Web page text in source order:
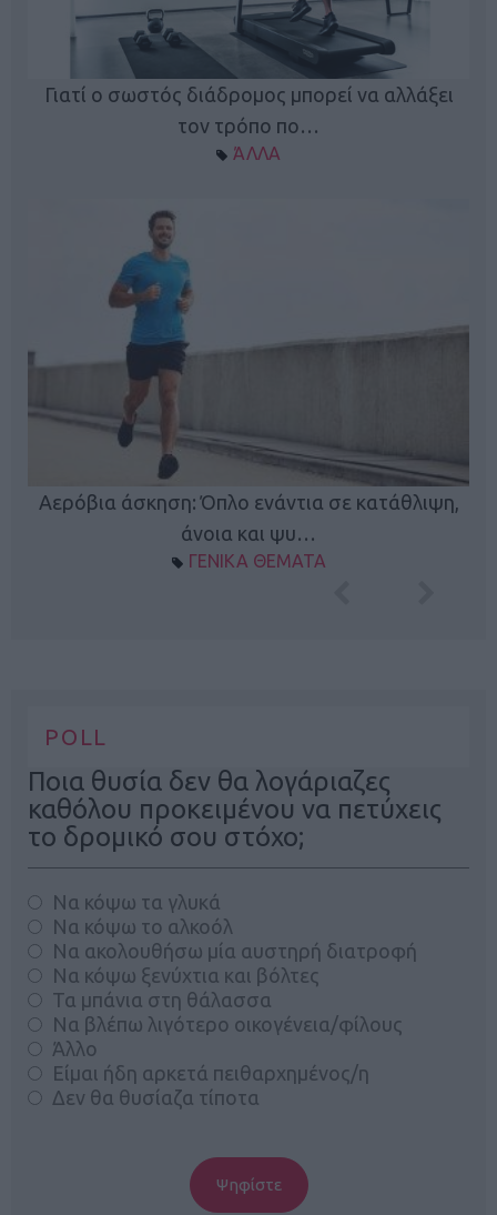
Γιατί ο σωστός διάδρομος μπορεί να αλλάξει
τον τρόπο πο…
ΆΛΛΑ
Αερόβια άσκηση: Όπλο ενάντια σε κατάθλιψη,
άνοια και ψυ…
ΓΕΝΙΚΑ ΘΕΜΑΤΑ
POLL
Ποια θυσία δεν θα λογάριαζες
καθόλου προκειμένου να πετύχεις
το δρομικό σου στόχο;
Να κόψω τα γλυκά
Να κόψω το αλκοόλ
Να ακολουθήσω μία αυστηρή διατροφή
Να κόψω ξενύχτια και βόλτες
Τα μπάνια στη θάλασσα
Να βλέπω λιγότερο οικογένεια/φίλους
Άλλο
Είμαι ήδη αρκετά πειθαρχημένος/η
Δεν θα θυσίαζα τίποτα